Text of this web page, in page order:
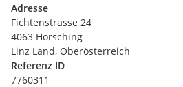
Adresse
Fichtenstrasse 24
4063 Hörsching
Linz Land, Oberösterreich
Referenz ID
7760311